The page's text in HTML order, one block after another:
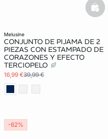
melusine
CONJUNTO DE PIJAMA DE 2
PIEZAS CON ESTAMPADO DE
CORAZONES Y EFECTO
TERCIOPELO
16,99 €39,99 €
-62%